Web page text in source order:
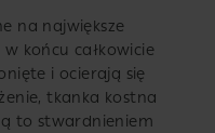
na największe
końcu całkowicie
i ocierają się
tkanka kostna
to stwardnieniem